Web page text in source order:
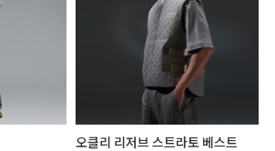
오클리 리저브 스트라토 베스트